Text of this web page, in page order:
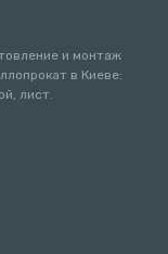
и монтаж
в Киеве:
лист.